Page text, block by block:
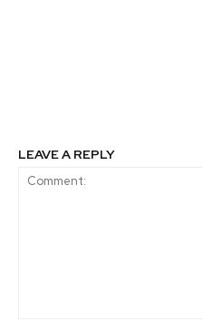
LEAVE A REPLY